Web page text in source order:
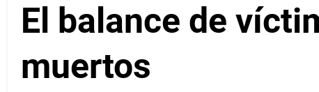
El balance de
muertos